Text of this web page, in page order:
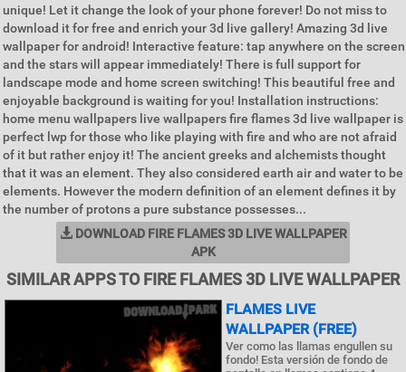
unique! Let it change the look of your phone forever! Do not miss to
download it for free and enrich your 3d live gallery! Amazing 3d live
wallpaper for android! Interactive feature: tap anywhere on the screen
and the stars will appear immediately! There is full support for
landscape mode and home screen switching! This beautiful free and
enjoyable background is waiting for you! Installation instructions:
home menu wallpapers live wallpapers fire flames 3d live wallpaper is
perfect lwp for those who like playing with fire and who are not afraid
of it but rather enjoy it! The ancient greeks and alchemists thought
that it was an element. They also considered earth air and water to be
elements. However the modern definition of an element defines it by
the number of protons a pure substance possesses...
DOWNLOAD FIRE FLAMES 3D LIVE WALLPAPER
APK
SIMILAR APPS TO FIRE FLAMES 3D LIVE WALLPAPER
FLAMES LIVE
WALLPAPER (FREE)
Ver como las llamas engullen su
fondo! Esta versión de fondo de